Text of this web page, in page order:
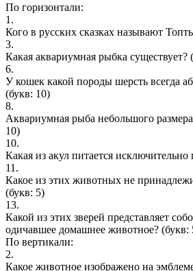
По горизонтали:
1.
Кого в русских сказках называют
3.
Какая аквариумная рыбка существует?
6.
У кошек какой породы шерсть всегда
(букв: 10)
8.
Аквариумная рыба небольшого
10)
10.
Какая из акул питается
11.
Какое из этих животных не
(букв: 5)
13.
Какой из этих зверей представляет
одичавшее домашнее животное? (букв:
По вертикали:
2.
Какое животное изображено на